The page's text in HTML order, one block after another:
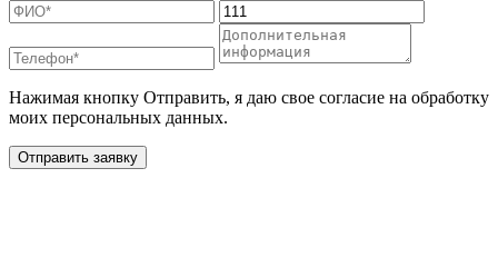
Нажимая кнопку Отправить, я даю свое согласие на обработку
моих персональных данных.
Отправить заявку